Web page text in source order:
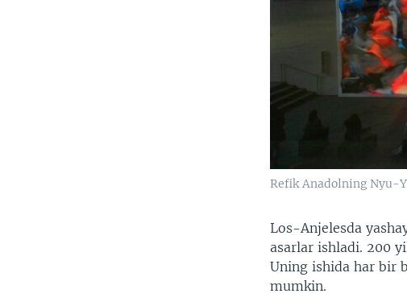
Refik Anadolning Nyu-
Los-Anjelesda
asarlar ishladi. 200
Uning ishida har bir
mumkin.